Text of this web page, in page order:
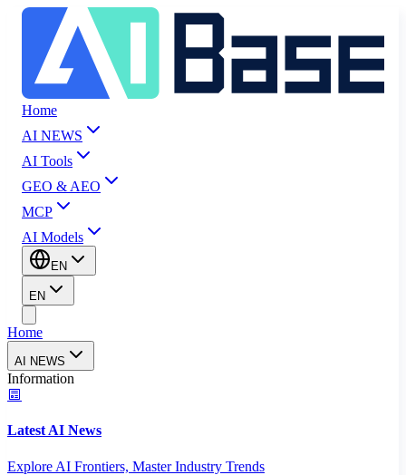
Home
AI NEWS
AI Tools
GEO & AEO
MCP
AI Models
EN
EN
Home
AI NEWS
Information
Latest AI News
Explore AI Frontiers, Master Industry Trends